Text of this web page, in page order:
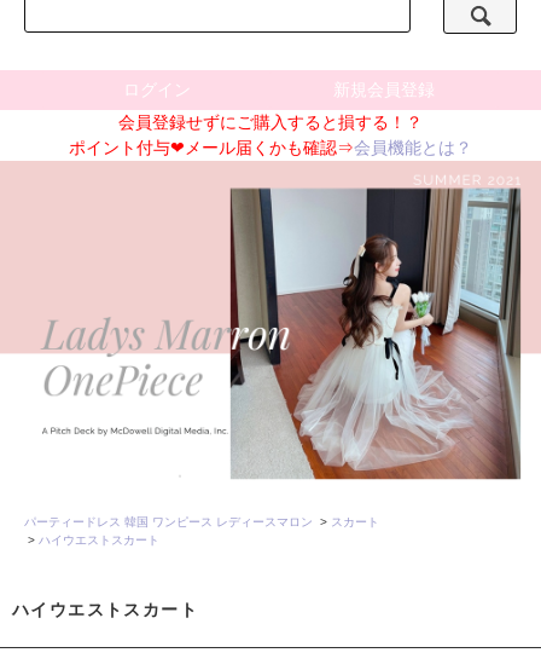
ログイン
新規会員登録
会員登録せずにご購入すると損する！？
ポイント付与❤メール届くかも確認⇒会員機能とは？
パーティードレス 韓国 ワンピース レディースマロン > スカート
> ハイウエストスカート
ハイウエストスカート